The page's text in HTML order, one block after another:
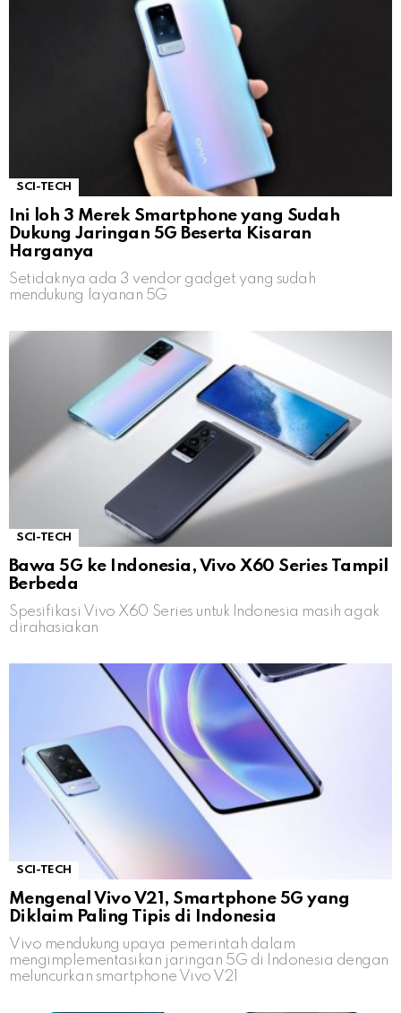
SCI-TECH
Ini loh 3 Merek Smartphone yang Sudah
Dukung Jaringan 5G Beserta Kisaran
Harganya
Setidaknya ada 3 vendor gadget yang sudah
mendukung layanan 5G
SCI-TECH
Bawa 5G ke Indonesia, Vivo X60 Series Tampil
Berbeda
Spesifikasi Vivo X60 Series untuk Indonesia masih agak
dirahasiakan
SCI-TECH
Mengenal Vivo V21, Smartphone 5G yang
Diklaim Paling Tipis di Indonesia
Vivo mendukung upaya pemerintah dalam
mengimplementasikan jaringan 5G di Indonesia dengan
meluncurkan smartphone Vivo V21